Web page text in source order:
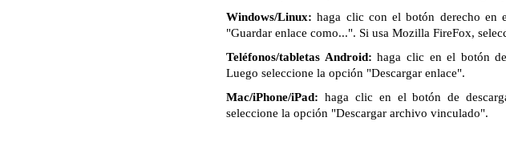
Windows/Linux: haga clic con el botón derecho en
"Guardar enlace como...". Si usa Mozilla FireFox,
Teléfonos/tabletas Android: haga clic en el botón
Luego seleccione la opción "Descargar enlace".
Mac/iPhone/iPad: haga clic en el botón de
seleccione la opción "Descargar archivo vinculado".